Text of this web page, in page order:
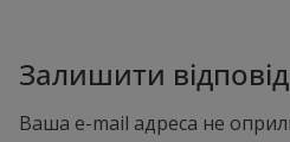
Залишити
Ваша e-mail адреса не